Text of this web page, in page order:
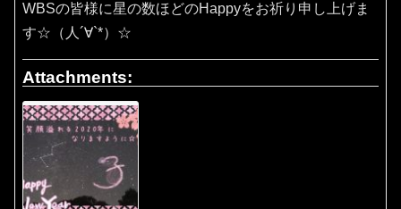
WBSの皆様に星の数ほどのHappyをお祈り申し上げま
す☆（人´∀`*）☆
Attachments: